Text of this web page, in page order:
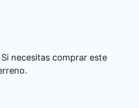
necesitas comprar este